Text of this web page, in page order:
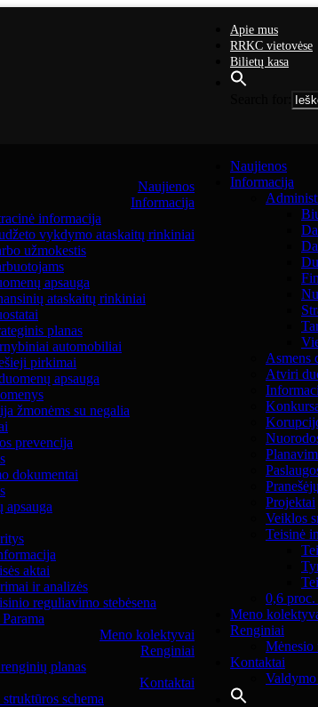
Apie mus
RRKC vietovėse
Bilietų kasa
Naujienos
Informacija
informacija
vykdymo ataskaitų rinkiniai
užmokestis
apsauga
ataskaitų rinkiniai
planas
automobiliai
pirkimai
apsauga
žmonėms su negalia
prevencija
dokumentai
apsauga
aktai
ir analizės
reguliavimo stebėsena
Meno kolektyvai
Renginiai
planas
Kontaktai
schema
Naujienos
Informacija
Asmens
Atviri
Projektai
Veiklos
Teisinė
0,6 proc.
Meno
Renginiai
Mėnesio
Kontaktai
Valdymo